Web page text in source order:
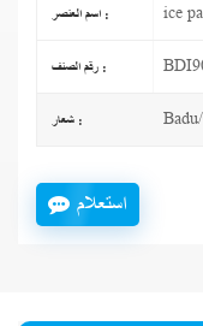
اسم العنصر : ice
رقم الصنف :
شعار :
استعلام